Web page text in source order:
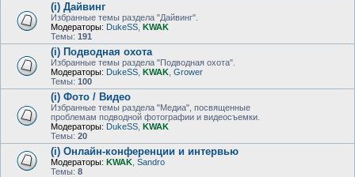
(i) Дайвинг
Избранные темы раздела "Дайвинг".
Модераторы: DukeSS KWAK
Темы: 191
(i) Подводная охота
Избранные темы раздела "Подводная охота".
Модераторы: DukeSS KWAK Grower
Темы: 100
(i) Фото / Видео
Избранные темы раздела "Медиа", посвященные
проблемам подводной фотографии и видеосъемки.
Модераторы: DukeSS KWAK
Темы: 20
(i) Онлайн-конференции и интервью
Модераторы: KWAK Sandro
Темы: 8